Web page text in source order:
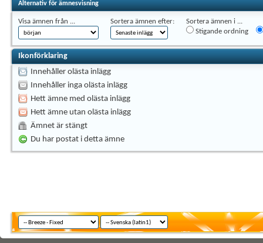
Alternativ för ämnesvisning
Visa ämnen från ... Sortera ämnen efter:
Sortera ämnen i ...
Stigande ordning
Ikonförklaring
Innehåller olästa inlägg
Innehåller inga olästa inlägg
Hett ämne med olästa inlägg
Hett ämne utan olästa inlägg
Ämnet är stängt
Du har postat i detta ämne